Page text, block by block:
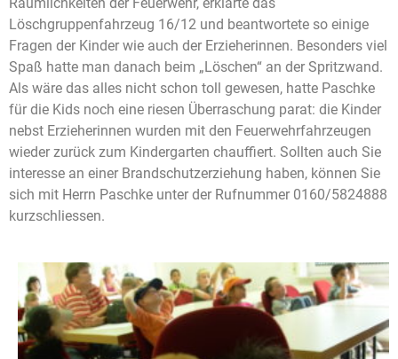
Räumlichkeiten der Feuerwehr, erklärte das
Löschgruppenfahrzeug 16/12 und beantwortete so einige
Fragen der Kinder wie auch der Erzieherinnen. Besonders viel
Spaß hatte man danach beim „Löschen“ an der Spritzwand.
Als wäre das alles nicht schon toll gewesen, hatte Paschke
für die Kids noch eine riesen Überraschung parat: die Kinder
nebst Erzieherinnen wurden mit den Feuerwehrfahrzeugen
wieder zurück zum Kindergarten chauffiert. Sollten auch Sie
interesse an einer Brandschutzerziehung haben, können Sie
sich mit Herrn Paschke unter der Rufnummer 0160/5824888
kurzschliessen.